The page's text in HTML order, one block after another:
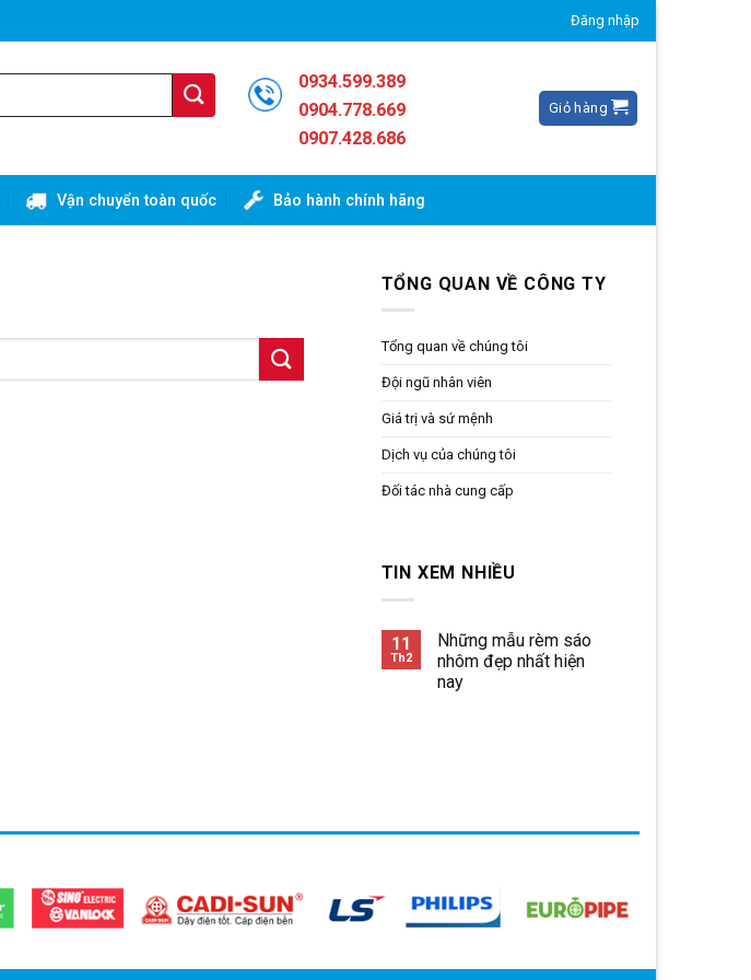
Đăng nhập
0934.599.389
0904.778.669
0907.428.686
Giỏ hàng
Vận chuyển toàn quốc Bảo hành chính hãng
TỔNG QUAN VỀ CÔNG TY
Tổng quan về chúng tôi
Đội ngũ nhân viên
Giá trị và sứ mệnh
Dịch vụ của chúng tôi
Đối tác nhà cung cấp
TIN XEM NHIỀU
11
Th2
Những mẫu rèm sáo
nhôm đẹp nhất hiện
nay